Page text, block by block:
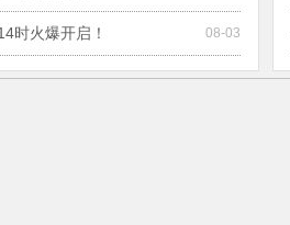
08-03
时火爆开启！